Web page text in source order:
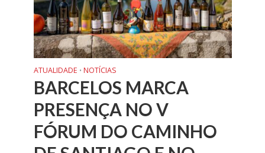
ATUALIDADE • NOTÍCIAS
BARCELOS MARCA
PRESENÇA NO V
FÓRUM DO CAMINHO